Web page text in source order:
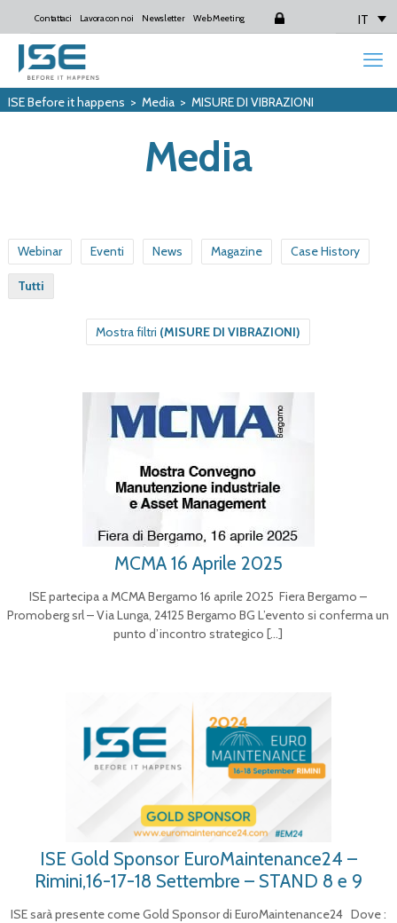
Contattaci Lavora con noi Newsletter Web Meeting IT
ISE Before it happens > Media> MISURE DI VIBRAZIONI
Media
Webinar Eventi News Magazine Case History
Tutti
Mostra filtri (MISURE DI VIBRAZIONI)
MCMA 16 Aprile 2025
ISE partecipa a MCMA Bergamo 16 aprile 2025 Fiera Bergamo –
Promoberg srl – Via Lunga, 24125 Bergamo BG L’evento si conferma un
punto d’incontro strategico […]
ISE Gold Sponsor EuroMaintenance24 –
Rimini,16-17-18 Settembre – STAND 8 e 9
ISE sarà presente come Gold Sponsor di EuroMaintenance24 Dove :